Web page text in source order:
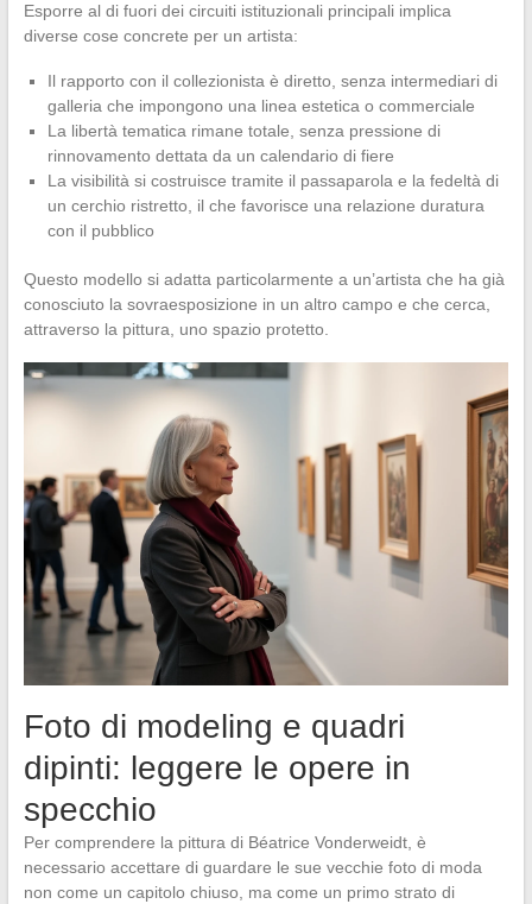
Esporre al di fuori dei circuiti istituzionali principali implica
diverse cose concrete per un artista:
Il rapporto con il collezionista è diretto, senza intermediari di
galleria che impongono una linea estetica o commerciale
La libertà tematica rimane totale, senza pressione di
rinnovamento dettata da un calendario di fiere
La visibilità si costruisce tramite il passaparola e la fedeltà di
un cerchio ristretto, il che favorisce una relazione duratura
con il pubblico
Questo modello si adatta particolarmente a un’artista che ha già
conosciuto la sovraesposizione in un altro campo e che cerca,
attraverso la pittura, uno spazio protetto.
Foto di modeling e quadri
dipinti: leggere le opere in
specchio
Per comprendere la pittura di Béatrice Vonderweidt, è
necessario accettare di guardare le sue vecchie foto di moda
non come un capitolo chiuso, ma come un primo strato di